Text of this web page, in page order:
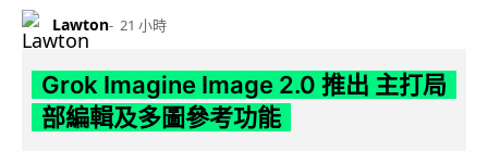
Lawton 21 小時
Grok Imagine Image 2.0 推出 主打局
部編輯及多圖參考功能